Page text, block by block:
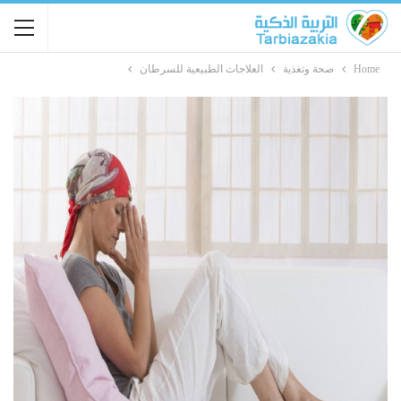
Home صحة وتغذية العلاجات الطبيعية للسرطان